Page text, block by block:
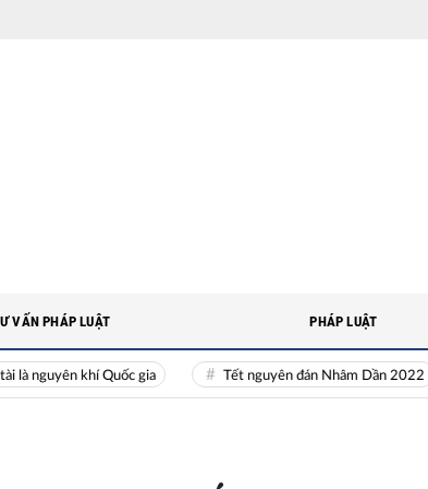
khí Quốc gia Tết nguyên đán Nhâm Dần 2022
VẤN PHÁP LUẬT PHÁP LUẬT